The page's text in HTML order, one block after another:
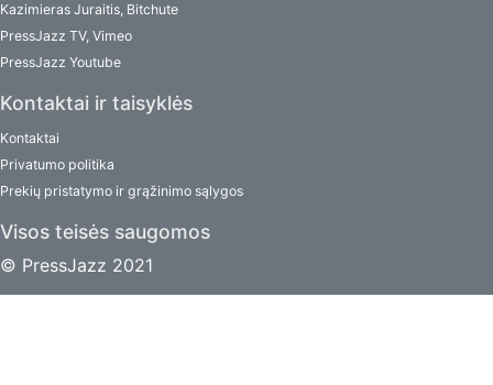
Kazimieras Juraitis, Bitchute
PressJazz TV, Vimeo
PressJazz Youtube
Kontaktai ir taisyklės
Kontaktai
Privatumo politika
Prekių pristatymo ir grąžinimo sąlygos
Visos teisės saugomos
© PressJazz 2021